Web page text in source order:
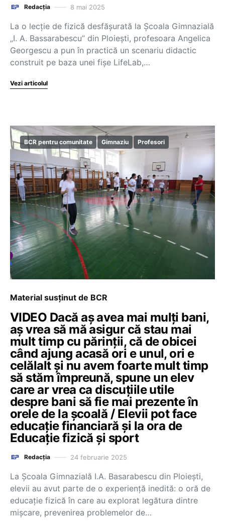
Redacția 8 mai 2025
La o lecție de fizică desfășurată la Școala Gimnazială
„I. A. Bassarabescu” din Ploiești, profesoara Angelica
Georgescu a pun în practică un scenariu didactic
construit pe baza unei fișe LifeLab,…
Vezi articolul
BCR pentru comunitate Gimnaziu Profesori
Material susținut de BCR
VIDEO Dacă aș avea mai mulți bani,
aș vrea să mă asigur că stau mai
mult timp cu părinții, că de obicei
când ajung acasă ori e unul, ori e
celălalt și nu avem foarte mult timp
să stăm împreună, spune un elev
care ar vrea ca discuțiile utile
despre bani să fie mai prezente în
orele de la școală / Elevii pot face
educație financiară și la ora de
Educație fizică și sport
Redacția 24 februarie 2025
La Școala Gimnazială I.A. Basarabescu din Ploiești,
elevii au avut parte de o experiență inedită: o oră de
educație fizică în care au explorat legătura dintre
mișcare, prevenirea problemelor de…